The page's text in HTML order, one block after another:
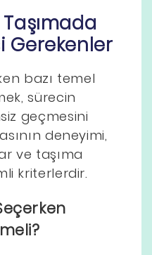
Gerekenler
bazı temel
sürecin
geçmesini
deneyimi,
ve taşıma
kriterlerdir.